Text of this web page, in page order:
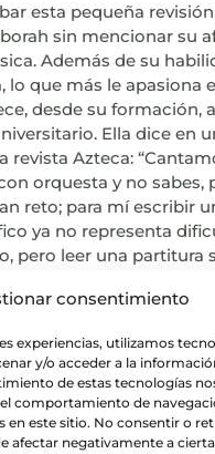
consentimiento
experiencias, utilizamos
y/o acceder a la
de estas tecnologías
comportamiento de
en este sitio. No consentir o
afectar negativamente a
esta pequeña
sin mencionar su
Además de su
lo que más le apasiona
desde su formación,
Ella dice en
revista Azteca:
orquesta y no sabes,
reto; para mí escribir
ya no representa
pero leer una partitura
soñada. Cuando